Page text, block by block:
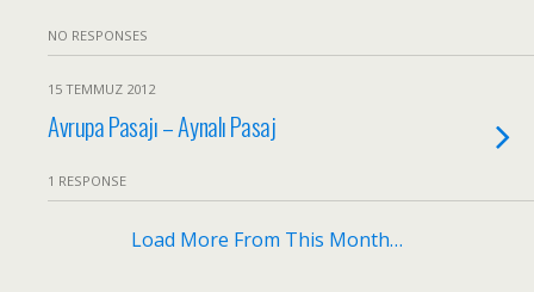
NO RESPONSES
15 TEMMUZ 2012
Avrupa Pasajı – Aynalı Pasaj
1 RESPONSE
Load More From This Month…